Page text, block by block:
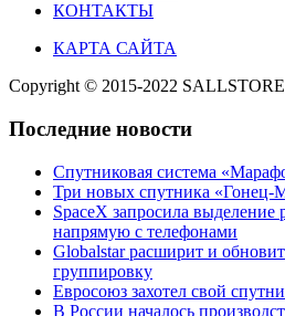
КОНТАКТЫ
КАРТА САЙТА
Copyright © 2015-2022
Последние новости
Спутниковая система
Три новых спутника «Гонец-
SpaceX запросила выделение
напрямую с телефонами
Globalstar расширит и
группировку
Евросоюз захотел свой
В России началось